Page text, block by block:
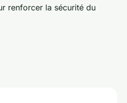
renforcer la sécurité du